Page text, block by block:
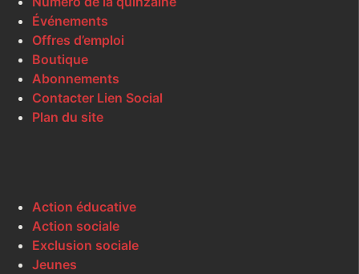
Événements
Offres d’emploi
Boutique
Abonnements
Contacter Lien Social
Plan du site
Action éducative
Action sociale
Exclusion sociale
Jeunes